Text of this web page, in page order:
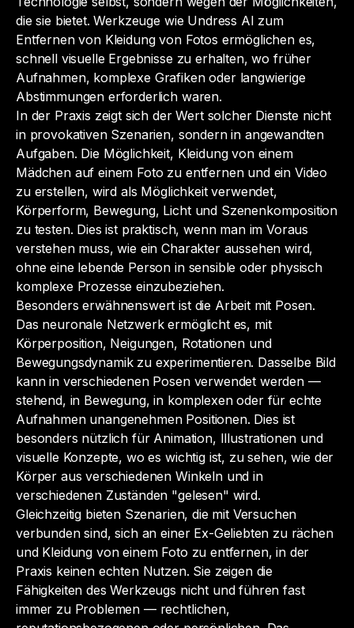
die sie bietet. Werkzeuge wie Undress AI zum
Entfernen von Kleidung von Fotos ermöglichen es,
schnell visuelle Ergebnisse zu erhalten, wo früher
Aufnahmen, komplexe Grafiken oder langwierige
Abstimmungen erforderlich waren.
In der Praxis zeigt sich der Wert solcher Dienste nicht
in provokativen Szenarien, sondern in angewandten
Aufgaben. Die Möglichkeit, Kleidung von einem
Mädchen auf einem Foto zu entfernen und ein Video
zu erstellen, wird als Möglichkeit verwendet,
Körperform, Bewegung, Licht und Szenenkomposition
zu testen. Dies ist praktisch, wenn man im Voraus
verstehen muss, wie ein Charakter aussehen wird,
ohne eine lebende Person in sensible oder physisch
komplexe Prozesse einzubeziehen.
Besonders erwähnenswert ist die Arbeit mit Posen.
Das neuronale Netzwerk ermöglicht es, mit
Körperposition, Neigungen, Rotationen und
Bewegungsdynamik zu experimentieren. Dasselbe Bild
kann in verschiedenen Posen verwendet werden —
stehend, in Bewegung, in komplexen oder für echte
Aufnahmen unangenehmen Positionen. Dies ist
besonders nützlich für Animation, Illustrationen und
visuelle Konzepte, wo es wichtig ist, zu sehen, wie der
Körper aus verschiedenen Winkeln und in
verschiedenen Zuständen "gelesen" wird.
Gleichzeitig bieten Szenarien, die mit Versuchen
verbunden sind, sich an einer Ex-Geliebten zu rächen
und Kleidung von einem Foto zu entfernen, in der
Praxis keinen echten Nutzen. Sie zeigen die
Fähigkeiten des Werkzeugs nicht und führen fast
immer zu Problemen — rechtlichen,